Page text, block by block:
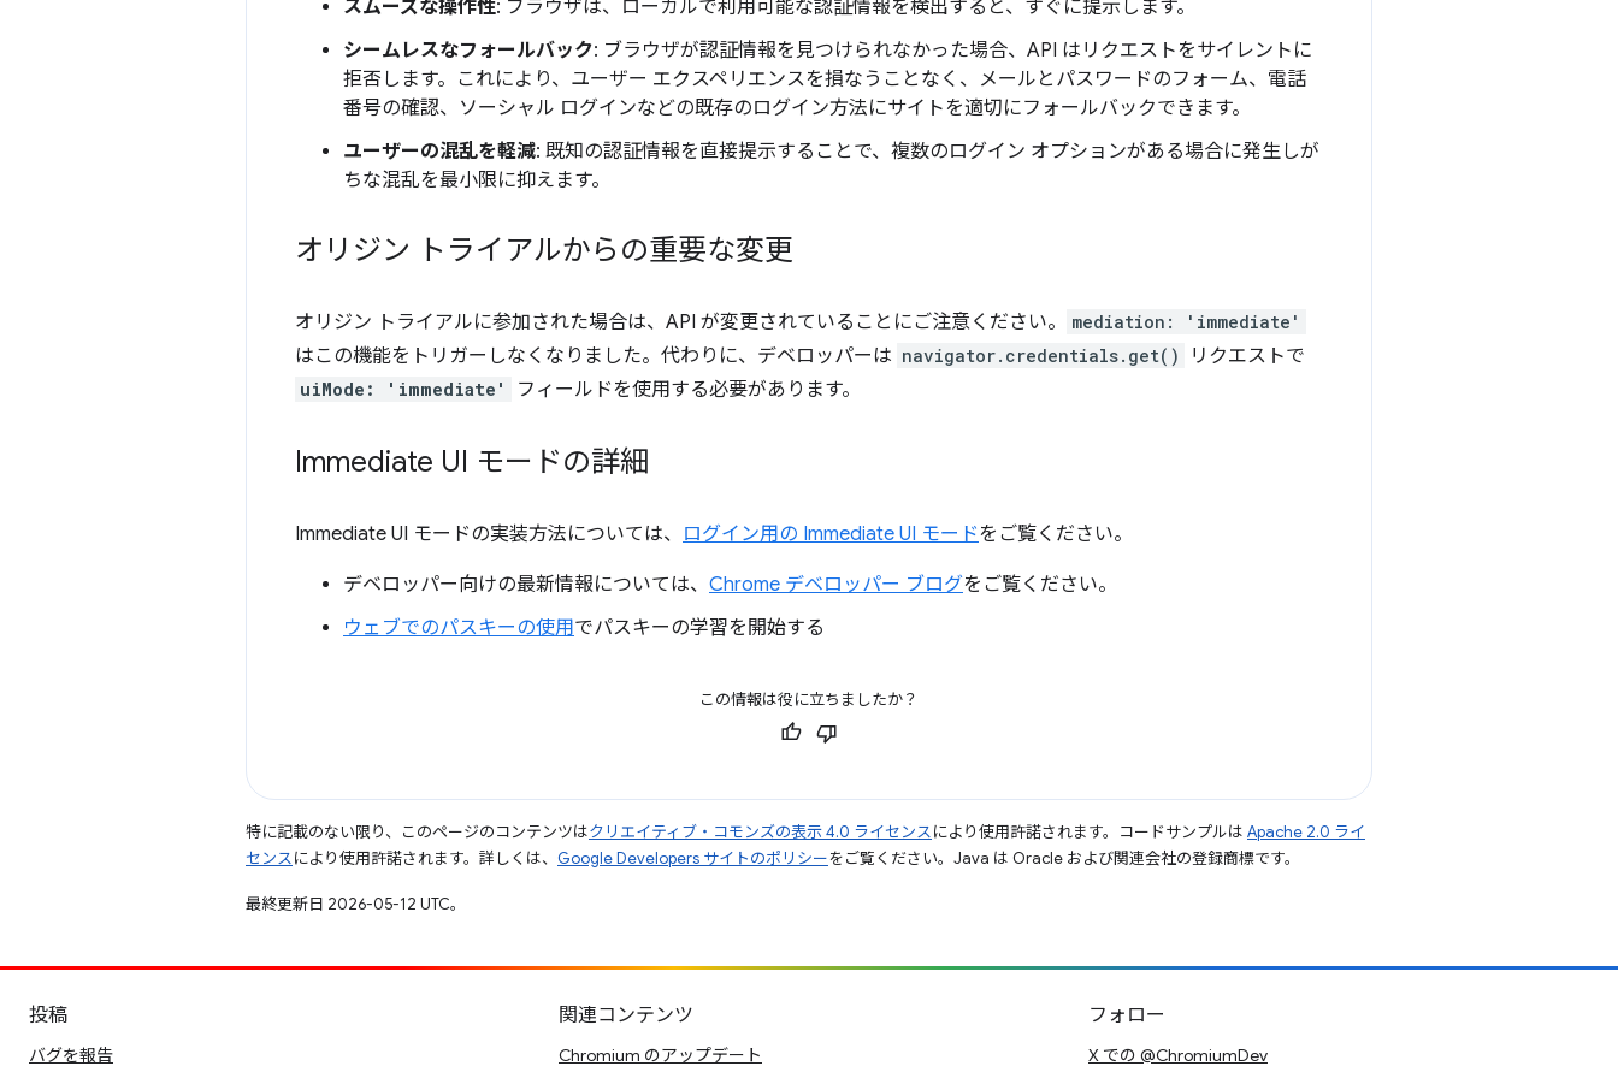
スムーズな操作性: ブラウザは、ローカルで利用可能な認証情報を検出すると、すぐに提示します。
シームレスなフォールバック: ブラウザが認証情報を見つけられなかった場合、API はリクエストをサイレントに
拒否します。これにより、ユーザー エクスペリエンスを損なうことなく、メールとパスワードのフォーム、電話
番号の確認、ソーシャル ログインなどの既存のログイン方法にサイトを適切にフォールバックできます。
ユーザーの混乱を軽減: 既知の認証情報を直接提示することで、複数のログイン オプションがある場合に発生しが
ちな混乱を最小限に抑えます。
オリジン トライアルからの重要な変更
オリジン トライアルに参加された場合は、API が変更されていることにご注意ください。 mediation: 'immediate'
はこの機能をトリガーしなくなりました。代わりに、デベロッパーは navigator.credentials.get() リクエストで
uiMode: 'immediate' フィールドを使用する必要があります。
Immediate UI モードの詳細
Immediate UI モードの実装方法については、 ログイン用の Immediate UI モードをご覧ください。
デベロッパー向けの最新情報については、 Chrome デベロッパー ブログをご覧ください。
ウェブでのパスキーの使用でパスキーの学習を開始する
この情報は役に立ちましたか？
特に記載のない限り、このページのコンテンツはクリエイティブ・コモンズの表示 4.0 ライセンスにより使用許諾されます。コードサンプルは Apache 2.0 ライ
センスにより使用許諾されます。詳しくは、 Google Developers サイトのポリシーをご覧ください。Java は Oracle および関連会社の登録商標です。
最終更新日 2026-05-12 UTC。
投稿
バグを報告
関連コンテンツ
Chromium のアップデート
フォロー
X での @ChromiumDev